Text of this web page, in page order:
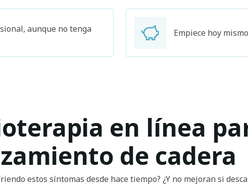
aunque no tenga Empiece hoy
en línea
de cadera
estos síntomas desde hace tiempo? ¿Y no mejoran si